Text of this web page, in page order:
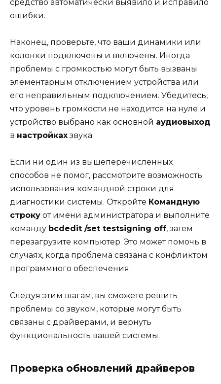
средство автоматически выявило и исправило
ошибки.
Наконец, проверьте, что ваши динамики или
колонки подключены и включены. Иногда
проблемы с громкостью могут быть вызваны
элементарным отключением устройства или
его неправильным подключением. Убедитесь,
что уровень громкости не находится на нуле и
устройство выбрано как основной аудиовыход
в настройках звука.
Если ни один из вышеперечисленных
способов не помог, рассмотрите возможность
использования командной строки для
диагностики системы. Откройте Командную
строку от имени администратора и выполните
команду bcdedit /set testsigning off, затем
перезагрузите компьютер. Это может помочь в
случаях, когда проблема связана с конфликтом
программного обеспечения.
Следуя этим шагам, вы сможете решить
проблемы со звуком, которые могут быть
связаны с драйверами, и вернуть
функциональность вашей системы.
Проверка обновлений драйверов